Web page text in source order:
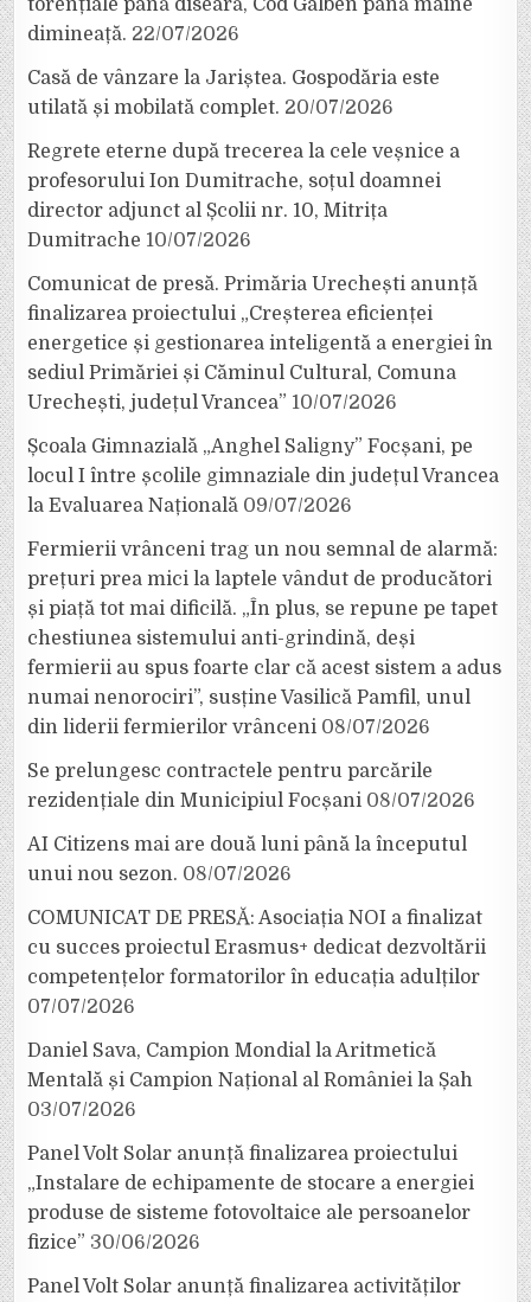
torențiale până diseară, Cod Galben până mâine
dimineață. 22/07/2026
Casă de vânzare la Jariștea. Gospodăria este
utilată și mobilată complet. 20/07/2026
Regrete eterne după trecerea la cele veșnice a
profesorului Ion Dumitrache, soțul doamnei
director adjunct al Școlii nr. 10, Mitrița
Dumitrache 10/07/2026
Comunicat de presă. Primăria Urechești anunță
finalizarea proiectului „Creșterea eficienței
energetice și gestionarea inteligentă a energiei în
sediul Primăriei și Căminul Cultural, Comuna
Urechești, județul Vrancea” 10/07/2026
Școala Gimnazială „Anghel Saligny” Focșani, pe
locul I între școlile gimnaziale din județul Vrancea
la Evaluarea Națională 09/07/2026
Fermierii vrânceni trag un nou semnal de alarmă:
prețuri prea mici la laptele vândut de producători
și piață tot mai dificilă. „În plus, se repune pe tapet
chestiunea sistemului anti-grindină, deși
fermierii au spus foarte clar că acest sistem a adus
numai nenorociri”, susține Vasilică Pamfil, unul
din liderii fermierilor vrânceni 08/07/2026
Se prelungesc contractele pentru parcările
rezidențiale din Municipiul Focșani 08/07/2026
AI Citizens mai are două luni până la începutul
unui nou sezon. 08/07/2026
COMUNICAT DE PRESĂ: Asociația NOI a finalizat
cu succes proiectul Erasmus+ dedicat dezvoltării
competențelor formatorilor în educația adulților
07/07/2026
Daniel Sava, Campion Mondial la Aritmetică
Mentală și Campion Național al României la Șah
03/07/2026
Panel Volt Solar anunță finalizarea proiectului
„Instalare de echipamente de stocare a energiei
produse de sisteme fotovoltaice ale persoanelor
fizice” 30/06/2026
Panel Volt Solar anunță finalizarea activităților